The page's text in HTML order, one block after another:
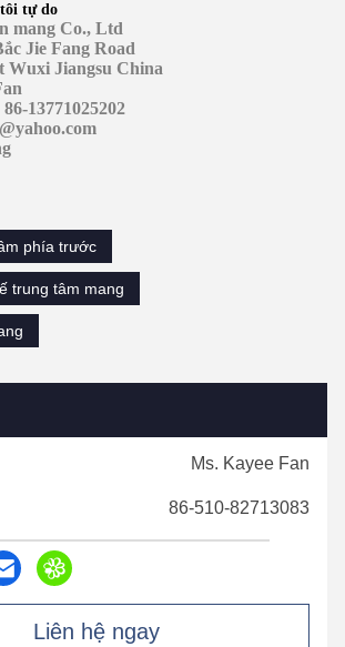
tự do
mang Co., Ltd
Jie Fang Road
Wuxi Jiangsu China
13771025202
phía trước
trung tâm mang
Ms. Kayee Fan
86-510-82713083
Liên hệ ngay